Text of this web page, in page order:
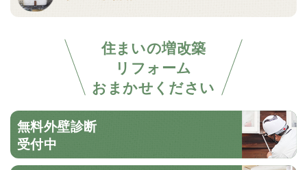
住まいの増改築
リフォーム
おまかせください
無料外壁診断
受付中